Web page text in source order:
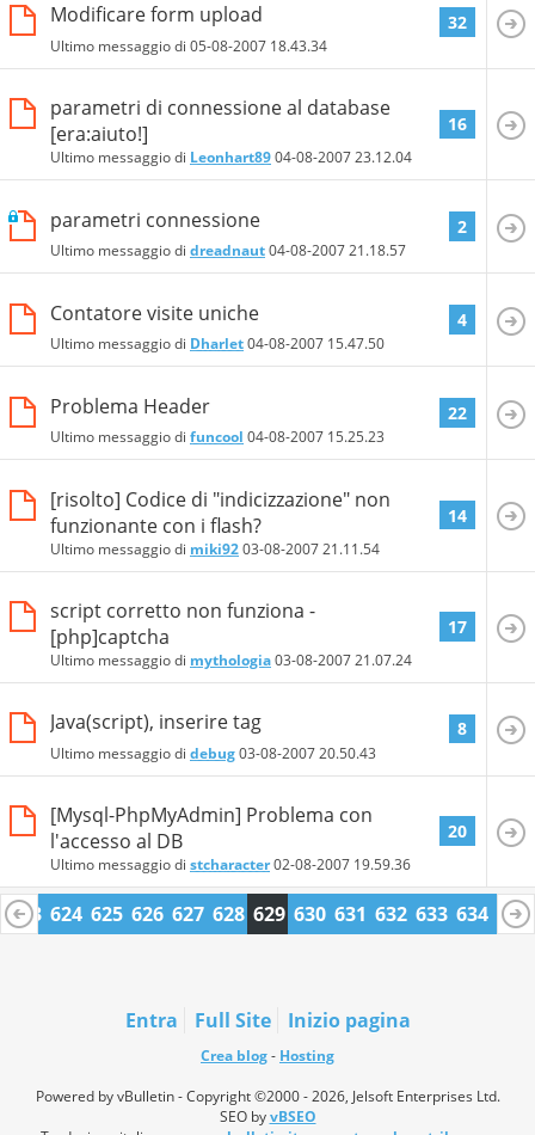
Modificare form upload
Ultimo messaggio di 05-08-2007 18.43.34
32
parametri di connessione al database
[era:aiuto!]
Ultimo messaggio di Leonhart8904-08-200723.12.04
16
parametri connessione
Ultimo messaggio di dreadnaut04-08-200721.18.57
2
Contatore visite uniche
Ultimo messaggio di Dharlet04-08-2007 15.47.50
4
Problema Header
Ultimo messaggio di funcool 04-08-2007 15.25.23
22
[risolto] Codice di "indicizzazione" non
funzionante con i flash?
Ultimo messaggio di miki9203-08-200721.11.54
14
script corretto non funziona -
[php]captcha
Ultimo messaggio di mythologia03-08-200721.07.24
17
Java(script), inserire tag
Ultimo messaggio di debug03-08-200720.50.43
8
[Mysql-PhpMyAdmin] Problema con
l'accesso al DB
Ultimo messaggio di stcharacter02-08-2007 19.59.36
20
623 624 625 626 627 628 629 630 631 632 633 634 635
Entra Full Site Inizio pagina
Crea blog- Hosting
Powered by vBulletin - Copyright ©2000 - 2026, Jelsoft Enterprises Ltd.
SEO byvBSEO